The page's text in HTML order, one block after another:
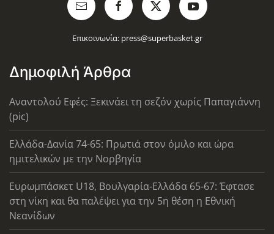
Επικοινωνία: press@superbasket.gr
Δημοφιλή Άρθρα
Αναντολού Εφές: Ξεκινάει τη σεζόν χωρίς Παπαγιάννη
(pic)
Ελλάδα-Δανία 74-65: Πρωτιά στον όμιλο και ώρα
ημιτελικών με την Νορβηγία
Ευρωμπάσκετ U18, Βουλγαρία-Ελλάδα 65-67: Έφτασε
στη νίκη και θα παλέψει για την 5η θέση η Εθνική
Νεανίδων